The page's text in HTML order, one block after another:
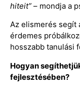
hiteit” – mondja a
Az elismerés segít
érdemes
hosszabb tanulási
Hogyan
fejlesztésében?